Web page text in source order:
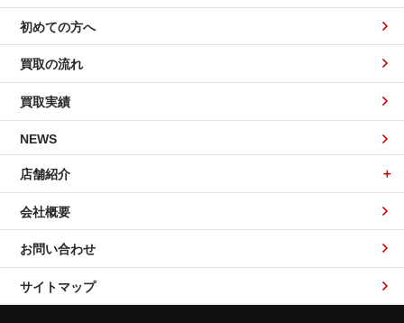
初めての方へ
買取の流れ
買取実績
NEWS
店舗紹介
会社概要
お問い合わせ
サイトマップ